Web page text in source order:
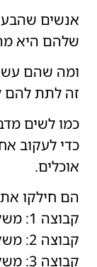
אנשים
שלהם היא
ומה שהם
זה לתת להם
כמו לשים
כדי לעקוב
אוכלים.
הם חילקו את
קבוצה 1: משקל תקין ובריאים
קבוצה 2: משקל עודף אבל בריאים
קבוצה 3: משקל עודף עם כבד שומני